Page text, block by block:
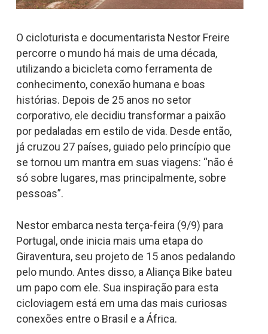
O cicloturista e documentarista Nestor Freire
percorre o mundo há mais de uma década,
utilizando a bicicleta como ferramenta de
conhecimento, conexão humana e boas
histórias. Depois de 25 anos no setor
corporativo, ele decidiu transformar a paixão
por pedaladas em estilo de vida. Desde então,
já cruzou 27 países, guiado pelo princípio que
se tornou um mantra em suas viagens: “não é
só sobre lugares, mas principalmente, sobre
pessoas”.
Nestor embarca nesta terça-feira (9/9) para
Portugal, onde inicia mais uma etapa do
Giraventura, seu projeto de 15 anos pedalando
pelo mundo. Antes disso, a Aliança Bike bateu
um papo com ele. Sua inspiração para esta
cicloviagem está em uma das mais curiosas
conexões entre o Brasil e a África.